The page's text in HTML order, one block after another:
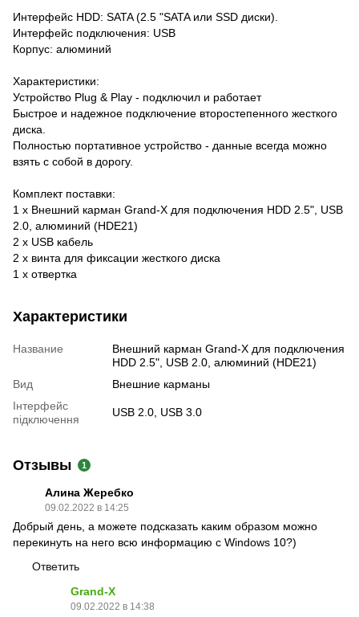
Интерфейс HDD: SATA (2.5 "SATA или SSD диски).
Интерфейс подключения: USB
Корпус: алюминий
Характеристики:
Устройство Plug & Play - подключил и работает
Быстрое и надежное подключение второстепенного жесткого
диска.
Полностью портативное устройство - данные всегда можно
взять с собой в дорогу.
Комплект поставки:
1 х Внешний карман Grand-X для подключения HDD 2.5", USB
2.0, алюминий (HDE21)
2 х USB кабель
2 х винта для фиксации жесткого диска
1 х отвертка
Характеристики
Название
Внешний карман Grand-X для подключения
HDD 2.5", USB 2.0, алюминий (HDE21)
Вид
Внешние карманы
Інтерфейс
підключення
USB 2.0, USB 3.0
Отзывы 1
Алина Жеребко
09.02.2022 в 14:25
Добрый день, а можете подсказать каким образом можно
перекинуть на него всю информацию с Windows 10?)
Ответить
Grand-X
09.02.2022 в 14:38